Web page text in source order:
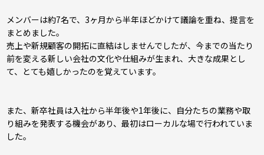
メンバーは約7名で、3ヶ月から半年ほどかけて議論を重ね、提言を
まとめました。
売上や新規顧客の開拓に直結はしませんでしたが、今までの当たり
前を変える新しい会社の文化や仕組みが生まれ、大きな成果とし
て、とても嬉しかったのを覚えています。
また、新卒社員は入社から半年後や1年後に、自分たちの業務や取
り組みを発表する機会があり、最初はローカルな場で行われていま
した。